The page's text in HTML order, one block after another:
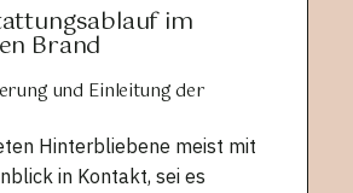
im
Brand
und Einleitung der
Hinterbliebene meist mit
in Kontakt, sei es